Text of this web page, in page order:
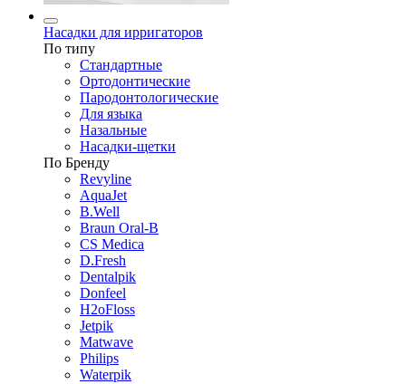
Насадки для ирригаторов
По типу
Стандартные
Ортодонтические
Пародонтологические
Для языка
Назальные
Насадки-щетки
По Бренду
Revyline
AquaJet
B.Well
Braun Oral-B
CS Medica
D.Fresh
Dentalpik
Donfeel
H2oFloss
Jetpik
Matwave
Philips
Waterpik